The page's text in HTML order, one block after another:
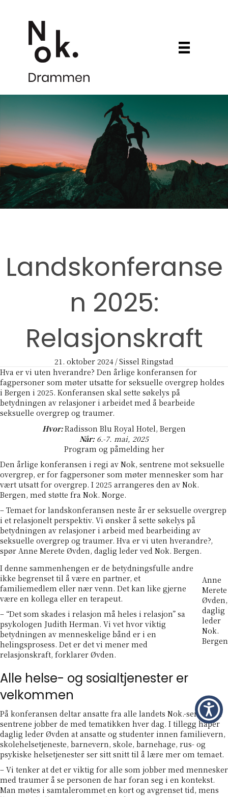
Landskonferanse
n 2025:
Relasjonskraft
21. oktober 2024 /Sissel Ringstad
Hva er vi uten hverandre? Den årlige konferansen for
fagpersoner som møter utsatte for seksuelle overgrep holdes
i Bergen i 2025. Konferansen skal sette søkelys på
betydningen av relasjoner i arbeidet med å bearbeide
seksuelle overgrep og traumer.
Hvor:Radisson Blu Royal Hotel, Bergen
Når: 6.-7. mai, 2025
Program og påmelding her
Den årlige konferansen i regi av Nok, sentrene mot seksuelle
overgrep, er for fagpersoner som møter mennesker som har
vært utsatt for overgrep. I 2025 arrangeres den av Nok.
Bergen, med støtte fra Nok. Norge.
– Temaet for landskonferansen neste år er seksuelle overgrep
i et relasjonelt perspektiv. Vi ønsker å sette søkelys på
betydningen av relasjoner i arbeid med bearbeiding av
seksuelle overgrep og traumer. Hva er vi uten hverandre?,
spør Anne Merete Øvden, daglig leder ved Nok. Bergen.
Anne
Merete
Øvden,
daglig
leder
Nok.
Bergen
I denne sammenhengen er de betydningsfulle andre
ikke begrenset til å være en partner, et
familiemedlem eller nær venn. Det kan like gjerne
være en kollega eller en terapeut.
– “Det som skades i relasjon må heles i relasjon” sa
psykologen Judith Herman. Vi vet hvor viktig
betydningen av menneskelige bånd er i en
helingsprosess. Det er det vi mener med
relasjonskraft, forklarer Øvden.
Alle helse- og sosialtjenester er
velkommen
På konferansen deltar ansatte fra alle landets Nok.-sentre. På
sentrene jobber de med tematikken hver dag. I tillegg håper
daglig leder Øvden at ansatte og studenter innen familievern,
skolehelsetjeneste, barnevern, skole, barnehage, rus- og
psykiske helsetjenester ser sitt snitt til å lære mer om temaet.
– Vi tenker at det er viktig for alle som jobber med mennesker
med traumer å se personen de har foran seg i en kontekst.
Man møtes i samtalerommet en kort og avgrenset tid, mens